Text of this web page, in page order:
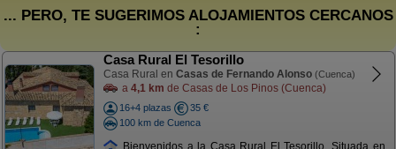
... PERO, TE SUGERIMOS ALOJAMIENTOS CERCANOS
:
Casa Rural El Tesorillo
Casa Rural en Casas de Fernando Alonso (Cuenca)
a 4,1 km de Casas de Los Pinos (Cuenca)
16+4 plazas
35 €
100 km de Cuenca
Bienvenidos a la Casa Rural El Tesorillo. Situada en